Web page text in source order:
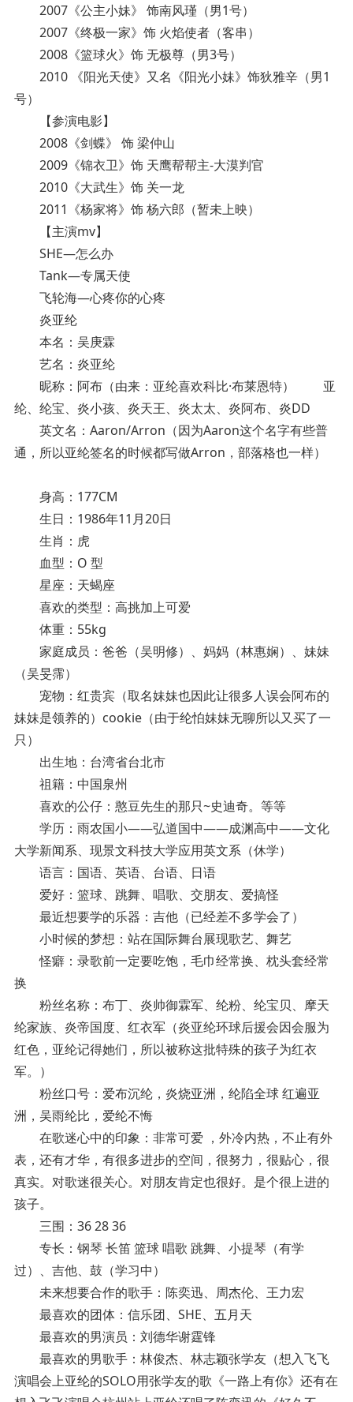
2007《公主小妹》 饰南风瑾（男1号）
2007《终极一家》饰 火焰使者（客串）
2008《篮球火》饰 无极尊（男3号）
2010 《阳光天使》又名《阳光小妹》饰狄雅辛（男1
号）
【参演电影】
2008《剑蝶》 饰 梁仲山
2009《锦衣卫》饰 天鹰帮帮主-大漠判官
2010《大武生》饰 关一龙
2011《杨家将》饰 杨六郎（暂未上映）
【主演mv】
SHE—怎么办
Tank—专属天使
飞轮海—心疼你的心疼
炎亚纶
本名：吴庚霖
艺名：炎亚纶
昵称：阿布（由来：亚纶喜欢科比·布莱恩特） 亚
纶、纶宝、炎小孩、炎天王、炎太太、炎阿布、炎DD
英文名：Aaron/Arron（因为Aaron这个名字有些普
通，所以亚纶签名的时候都写做Arron，部落格也一样）
身高：177CM
生日：1986年11月20日
生肖：虎
血型：O 型
星座：天蝎座
喜欢的类型：高挑加上可爱
体重：55kg
家庭成员：爸爸（吴明修）、妈妈（林惠娴）、妹妹
（吴旻霈）
宠物：红贵宾（取名妹妹也因此让很多人误会阿布的
妹妹是领养的）cookie（由于纶怕妹妹无聊所以又买了一
只）
出生地：台湾省台北市
祖籍：中国泉州
喜欢的公仔：憨豆先生的那只~史迪奇。等等
学历：雨农国小——弘道国中——成渊高中——文化
大学新闻系、现景文科技大学应用英文系（休学）
语言：国语、英语、台语、日语
爱好：篮球、跳舞、唱歌、交朋友、爱搞怪
最近想要学的乐器：吉他（已经差不多学会了）
小时候的梦想：站在国际舞台展现歌艺、舞艺
怪癖：录歌前一定要吃饱，毛巾经常换、枕头套经常
换
粉丝名称：布丁、炎帅御霖军、纶粉、纶宝贝、摩天
纶家族、炎帝国度、红衣军（炎亚纶环球后援会因会服为
红色，亚纶记得她们，所以被称这批特殊的孩子为红衣
军。）
粉丝口号：爱布沉纶，炎烧亚洲，纶陷全球 红遍亚
洲，吴雨纶比，爱纶不悔
在歌迷心中的印象：非常可爱 ，外冷内热，不止有外
表，还有才华，有很多进步的空间，很努力，很贴心，很
真实。对歌迷很关心。对朋友肯定也很好。是个很上进的
孩子。
三围：36 28 36
专长：钢琴 长笛 篮球 唱歌 跳舞、小提琴（有学
过）、吉他、鼓（学习中）
未来想要合作的歌手：陈奕迅、周杰伦、王力宏
最喜欢的团体：信乐团、SHE、五月天
最喜欢的男演员：刘德华谢霆锋
最喜欢的男歌手：林俊杰、林志颖张学友（想入飞飞
演唱会上亚纶的SOLO用张学友的歌《一路上有你》还有在